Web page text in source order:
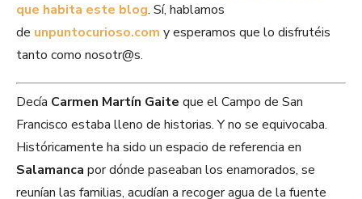
que habita este blog. Sí, hablamos
de unpuntocurioso.com y esperamos que lo disfrutéis
tanto como nosotr@s.
Decía Carmen Martín Gaite que el Campo de San
Francisco estaba lleno de historias. Y no se equivocaba.
Históricamente ha sido un espacio de referencia en
Salamanca por dónde paseaban los enamorados, se
reunían las familias, acudían a recoger agua de la fuente